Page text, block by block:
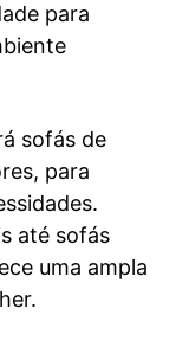
para
sofás de
para
até sofás
uma ampla